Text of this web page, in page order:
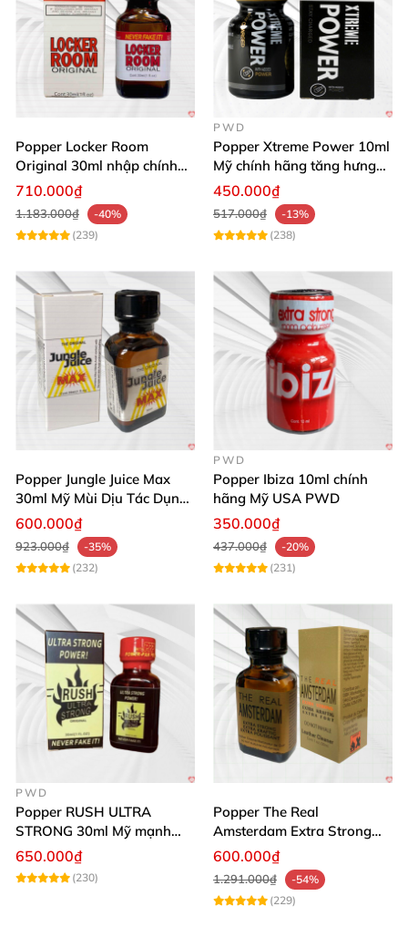
Popper Locker Room
Original 30ml nhập chính
hãng cảm giác cổ điển
710.000₫
1.183.000₫
-40%
(239)
PWD
Popper Xtreme Power 10ml
Mỹ chính hãng tăng hưng
phấn
450.000₫
517.000₫
-13%
(238)
Popper Jungle Juice Max
30ml Mỹ Mùi Dịu Tác Dụng
Nhanh Lâu Mê Mẩn
600.000₫
923.000₫
-35%
(232)
PWD
Popper Ibiza 10ml chính
hãng Mỹ USA PWD
350.000₫
437.000₫
-20%
(231)
PWD
Popper RUSH ULTRA
STRONG 30ml Mỹ mạnh
nhất kích thích cực phê
650.000₫
(230)
Popper The Real
Amsterdam Extra Strong
30ml
600.000₫
1.291.000₫
-54%
(229)